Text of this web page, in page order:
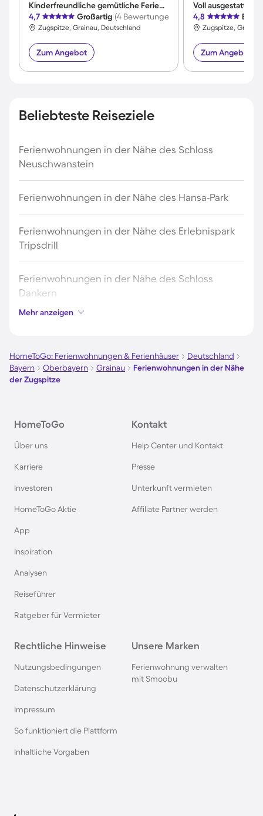
Kinderfreundliche gemütliche Ferienwohnung | Bergblick | Skifahren in der Nähe | Haustiere sind willkommen
4,7
Großartig (4 Bewertungen)
Zugspitze, Grainau, Deutschland
Zum Angebot
4,8
Zugspitze,
Zum Angebot
Beliebteste Reiseziele
Ferienwohnungen in der Nähe des Schloss
Neuschwanstein
Ferienwohnungen in der Nähe des Hansa-Park
Ferienwohnungen in der Nähe des Erlebnispark
Tripsdrill
Ferienwohnungen in der Nähe des Schloss
Dankern
Ferienwohnungen in der Nähe des Signal Iduna
Ferienwohnungen in der Nähe des
Ferienwohnungen in der Nähe der Messe
Hannover
Soltau
Islands
Ferienwohnungen in der Nähe der Allianz Arena
Ferienwohnungen in der Nähe des Legoland
Ferienwohnungen in der Nähe der Therme Erding
Ferienwohnungen in der Nähe des Serengeti Park
Ferienwohnungen in der Nähe des
Mehr anzeigen
HomeToGo: Ferienwohnungen & Ferienhäuser
Deutschland
Bayern
Oberbayern Grainau
Ferienwohnungen in der Nähe
der Zugspitze
HomeToGo
Über uns
Karriere
Investoren
HomeToGo Aktie
App
Inspiration
Analysen
Reiseführer
Ratgeber für Vermieter
Kontakt
Help Center und Kontakt
Presse
Unterkunft vermieten
Affiliate Partner werden
Rechtliche Hinweise
Nutzungsbedingungen
Datenschutzerklärung
Impressum
So funktioniert die Plattform
Inhaltliche Vorgaben
Unsere Marken
Ferienwohnung verwalten
mit Smoobu